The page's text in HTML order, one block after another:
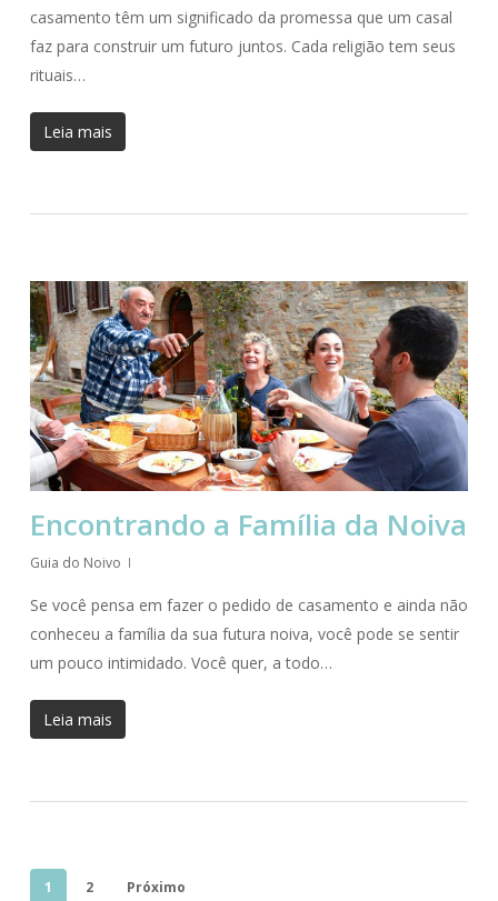
casamento têm um significado da promessa que um casal
faz para construir um futuro juntos. Cada religião tem seus
rituais…
Leia mais
Encontrando a Família da Noiva
Guia do Noivo
Se você pensa em fazer o pedido de casamento e ainda não
conheceu a família da sua futura noiva, você pode se sentir
um pouco intimidado. Você quer, a todo…
Leia mais
1 2 Próximo